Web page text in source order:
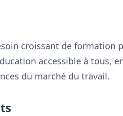
croissant de formation
accessible à tous,
du marché du travail.